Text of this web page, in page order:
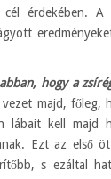
érdekében. A
hogy a
majd, főleg,
lábait kell majd
Ezt az első
s ezáltal